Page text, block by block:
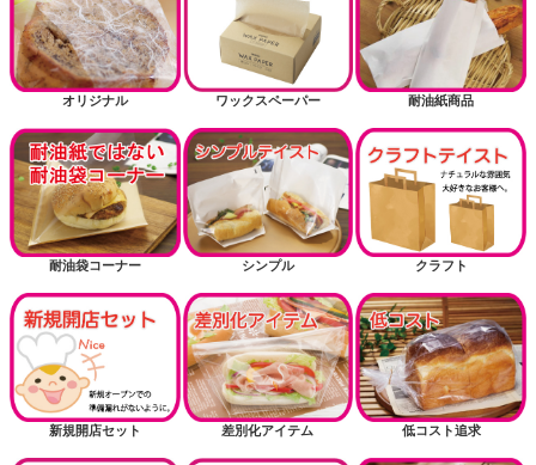
オリジナル ワックスペーパー 耐油紙商品
耐油袋コーナー シンプル クラフト
新規開店セット 差別化アイテム 低コスト追求